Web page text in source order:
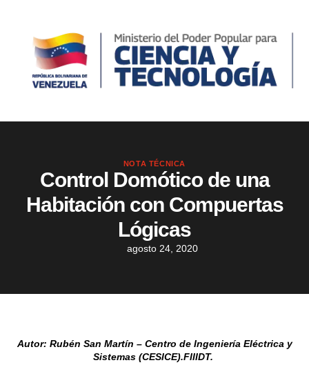
NOTA TÉCNICA
Control Domótico de una
Habitación con Compuertas
Lógicas
agosto 24, 2020
Autor: Rubén San Martín – Centro de Ingeniería Eléctrica y
Sistemas (CESICE).FIIIDT.